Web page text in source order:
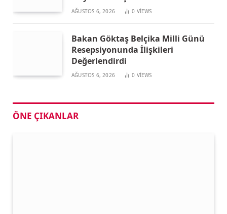
AĞUSTOS 6, 2026 0 VIEWS
Bakan Göktaş Belçika Milli Günü
Resepsiyonunda İlişkileri
Değerlendirdi
AĞUSTOS 6, 2026 0 VIEWS
ÖNE ÇIKANLAR